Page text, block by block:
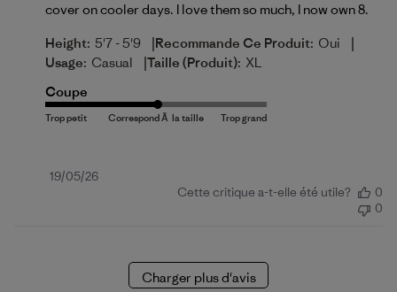
cover on cooler days. I love them so much, I now own 8.
Height: 5'7 - 5'9 |Recommande Ce Produit: Oui |
Usage: Casual |Taille (produit): XL
Coupe
Date
19/05/26
Cette critique a-t-elle été utile?
0
0
Charger plus d'avis